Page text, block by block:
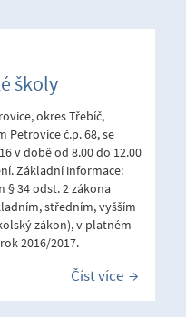
školy
okres Třebíč,
Petrovice č.p. 68, se
v době od 8.00 do 12.00
Základní informace:
§ 34 odst. 2 zákona
středním, vyšším
zákon), v platném
2016/2017.
Číst více